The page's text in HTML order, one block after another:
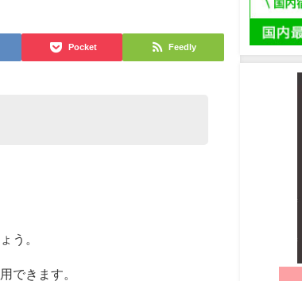
Pocket Feedly
う。
できます。